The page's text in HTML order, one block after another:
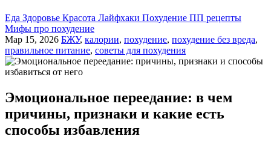
Еда Здоровье Красота Лайфхаки Похудение ПП рецепты
Мифы про похудение
Мар 15, 2026 БЖУ, калории, похудение, похудение без вреда,
правильное питание, советы для похудения
Эмоциональное переедание: в чем
причины, признаки и какие есть
способы избавления